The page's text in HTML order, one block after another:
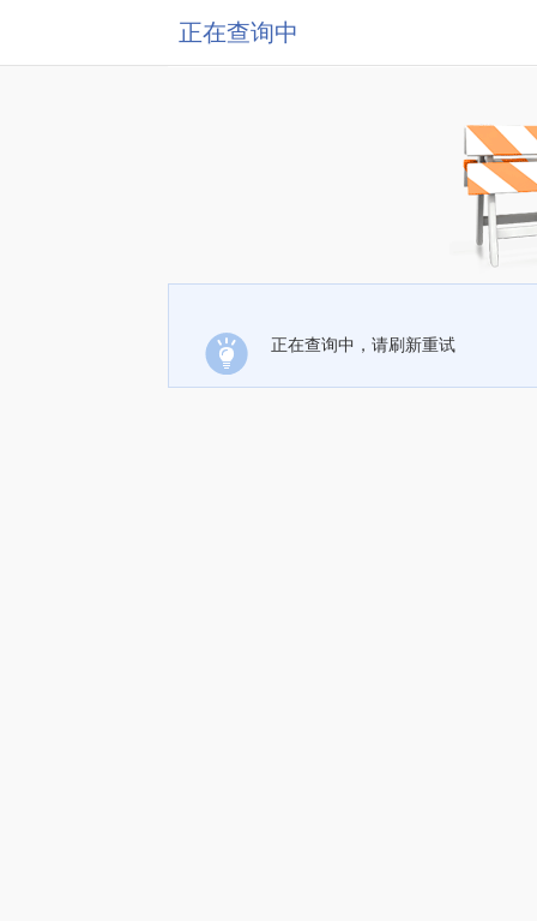
正在查询中
正在查询中，请刷新重试